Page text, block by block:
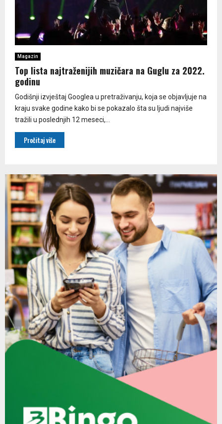
Magazin
Top lista najtraženijih muzičara na Guglu za 2022.
godinu
Godišnji izvještaj Googlea u pretraživanju, koja se objavljuje na
kraju svake godine kako bi se pokazalo šta su ljudi najviše
tražili u poslednjih 12 meseci,...
Pročitaj više